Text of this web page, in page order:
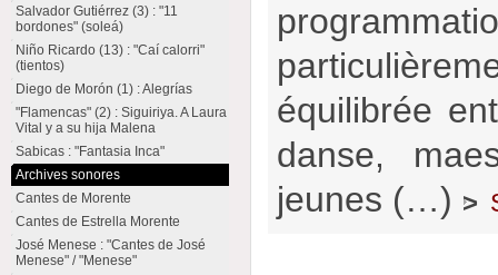
équilibrée
danse,
jeunes (…) >
Salvador Gutiérrez (3) : "11
bordones" (soleá)
Niño Ricardo (13) : "Caí calorri"
(tientos)
Diego de Morón (1) : Alegrías
"Flamencas" (2) : Siguiriya. A Laura
Vital y a su hija Malena
Sabicas : "Fantasia Inca"
Archives sonores
Cantes de Morente
Cantes de Estrella Morente
José Menese : "Cantes de José
Menese" / "Menese"